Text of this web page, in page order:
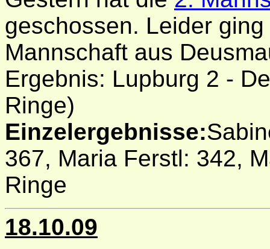
geschossen. Leider
Mannschaft aus
Ergebnis: Lupburg 2 -
Ringe)
Einzelergebnisse:
367, Maria Ferstl: 342,
Ringe
18.10.09